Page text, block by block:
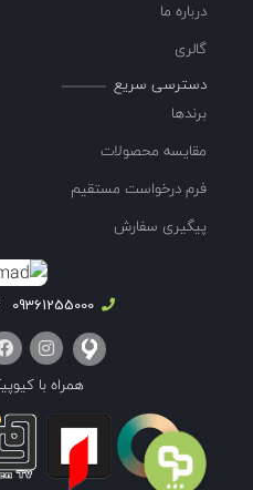
درباره ما
گالری
دسترسی سریع
برندها
مقایسه محصولات
فرم درخواست مستقیم
پیگیری سفارش
09361255000
همراه با